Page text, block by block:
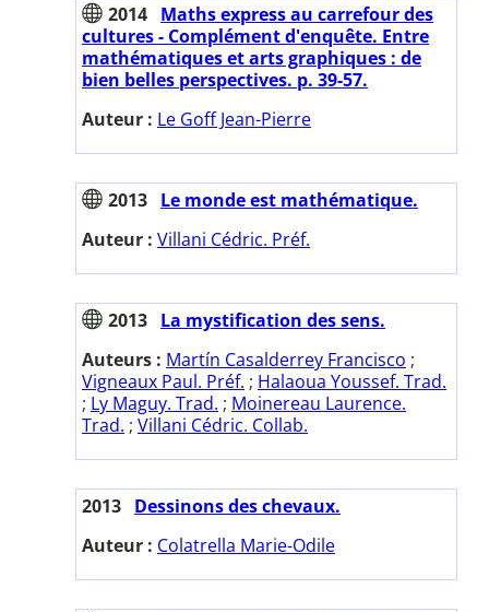
2014 Maths express au carrefour des
cultures - Complément d'enquête. Entre
mathématiques et arts graphiques : de
bien belles perspectives. p. 39-57.
Auteur : Le Goff Jean-Pierre
2013 Le monde est mathématique.
Auteur : Villani Cédric. Préf.
2013 La mystification des sens.
Auteurs : Martín Casalderrey Francisco ;
Vigneaux Paul. Préf. ; Halaoua Youssef. Trad.
; Ly Maguy. Trad. ; Moinereau Laurence.
Trad. ; Villani Cédric. Collab.
2013 Dessinons des chevaux.
Auteur : Colatrella Marie-Odile